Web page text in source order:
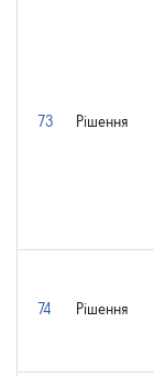
73 Рішення
74 Рішення